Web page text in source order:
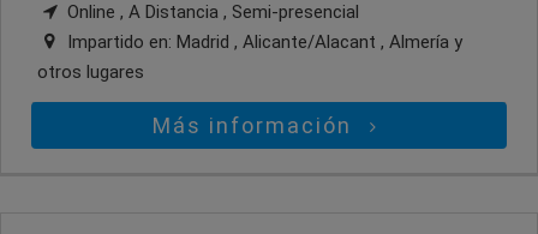
Online , A Distancia , Semi-presencial
Impartido en: Madrid , Alicante/Alacant , Almería y
otros lugares
Más información